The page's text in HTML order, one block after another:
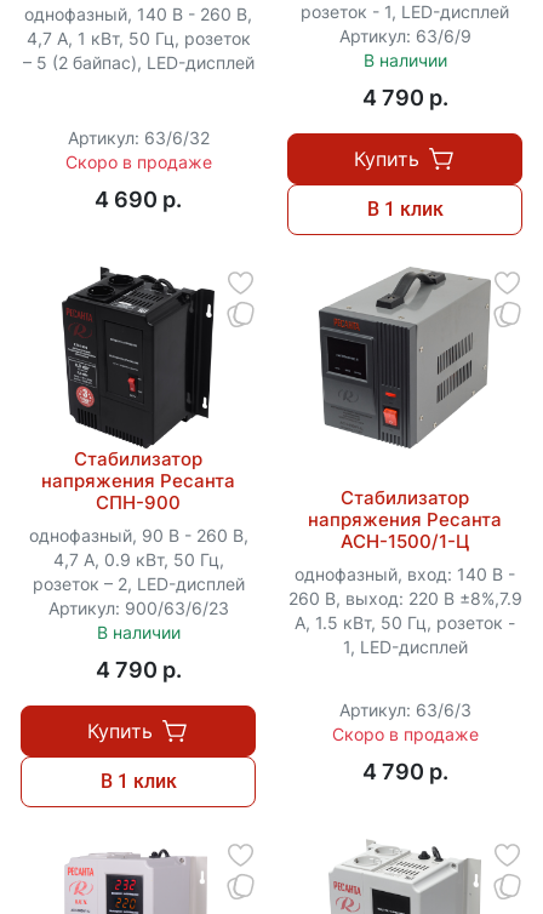
однофазный, 140 В - 260 В,
4,7 А, 1 кВт, 50 Гц, розеток
– 5 (2 байпас), LED-дисплей
Артикул: 63/6/32
Скоро в продаже
4 690 p.
розеток - 1, LED-дисплей
Артикул: 63/6/9
В наличии
4 790 p.
Купить
В 1 клик
Стабилизатор
напряжения Ресанта
СПН-900
однофазный, 90 В - 260 В,
4,7 А, 0.9 кВт, 50 Гц,
розеток – 2, LED-дисплей
Артикул: 900/63/6/23
В наличии
4 790 p.
Купить
В 1 клик
Стабилизатор
напряжения Ресанта
АСН-1500/1-Ц
однофазный, вход: 140 В -
260 В, выход: 220 В ±8%,7.9
А, 1.5 кВт, 50 Гц, розеток -
1, LED-дисплей
Артикул: 63/6/3
Скоро в продаже
4 790 p.